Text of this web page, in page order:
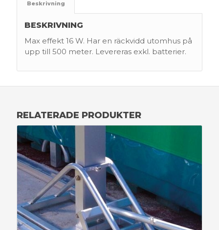
Beskrivning
BESKRIVNING
Max effekt 16 W. Har en räckvidd utomhus på
upp till 500 meter. Levereras exkl. batterier.
RELATERADE PRODUKTER